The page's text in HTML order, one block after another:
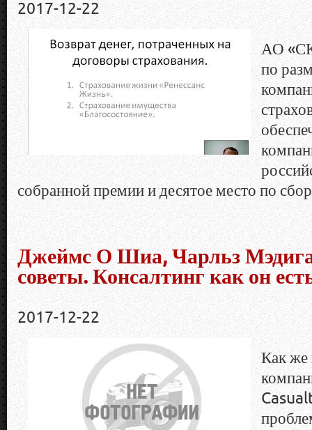
2017-12-22
АО «СК
по
собранной премии и десятое место по
Джеймс О Шиа, Чарльз
советы. Консалтинг как он
2017-12-22
Как же